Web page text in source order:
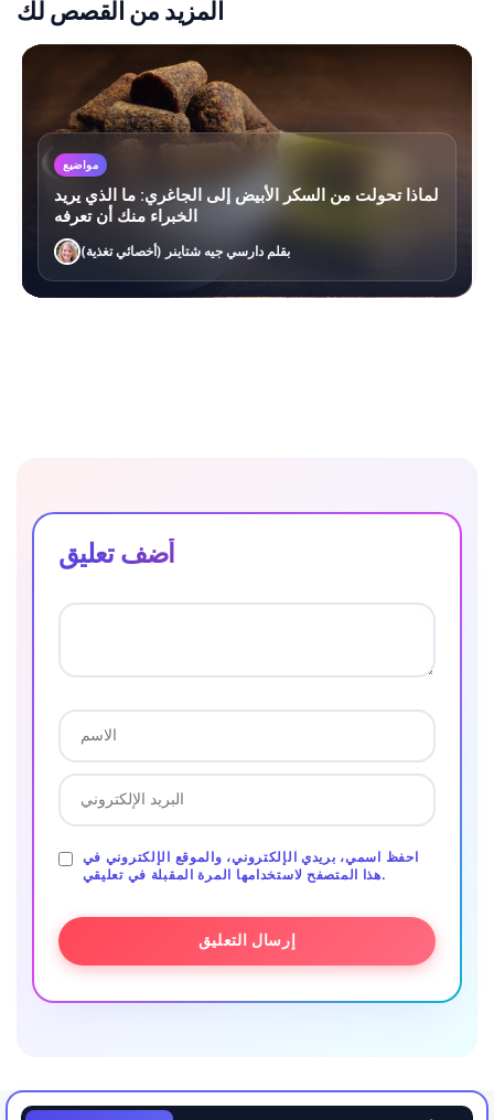
المزيد من القصص لك
مواضيع
لماذا تحولت من السكر الأبيض إلى الجاغري: ما الذي يريد
الخبراء منك أن تعرفه
بقلم دارسي جيه شتاينر (أخصائي تغذية)
أضف تعليق
احفظ اسمي، بريدي الإلكتروني، والموقع الإلكتروني في
هذا المتصفح لاستخدامها المرة المقبلة في تعليقي.